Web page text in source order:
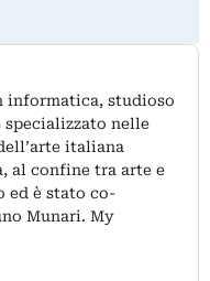
informatica, studioso
specializzato nelle
italiana
al confine tra arte e
ed è stato co-
Munari. My